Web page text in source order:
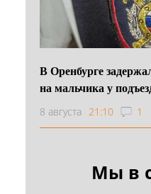
В Оренбурге
на мальчика у
8 августа 21:10 1
Мы в